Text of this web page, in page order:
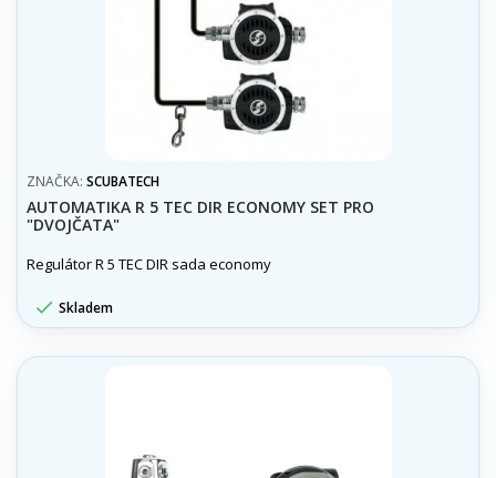
ZNAČKA: SCUBATECH
AUTOMATIKA R 5 TEC DIR ECONOMY SET PRO
"DVOJČATA"
Regulátor R 5 TEC DIR sada economy
 Skladem